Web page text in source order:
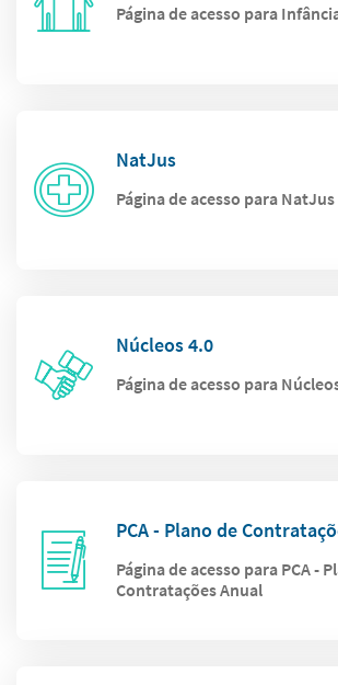
Página de acesso para
NatJus
Página de acesso para NatJus
Núcleos 4.0
Página de acesso para
PCA - Plano de
Página de acesso para PCA -
Contratações Anual